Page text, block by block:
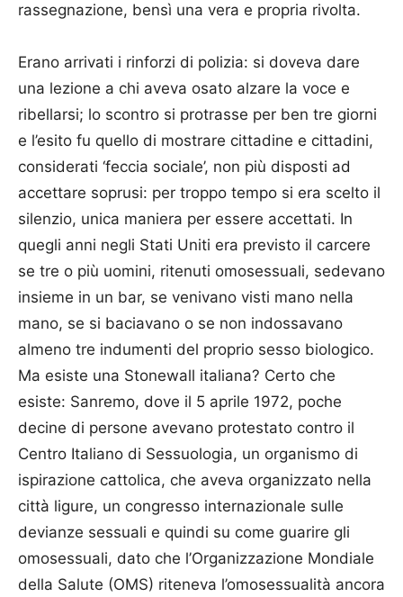
rassegnazione, bensì una vera e propria rivolta.
Erano arrivati i rinforzi di polizia: si doveva dare
una lezione a chi aveva osato alzare la voce e
ribellarsi; lo scontro si protrasse per ben tre giorni
e l’esito fu quello di mostrare cittadine e cittadini,
considerati ‘feccia sociale’, non più disposti ad
accettare soprusi: per troppo tempo si era scelto il
silenzio, unica maniera per essere accettati. In
quegli anni negli Stati Uniti era previsto il carcere
se tre o più uomini, ritenuti omosessuali, sedevano
insieme in un bar, se venivano visti mano nella
mano, se si baciavano o se non indossavano
almeno tre indumenti del proprio sesso biologico.
Ma esiste una Stonewall italiana? Certo che
esiste: Sanremo, dove il 5 aprile 1972, poche
decine di persone avevano protestato contro il
Centro Italiano di Sessuologia, un organismo di
ispirazione cattolica, che aveva organizzato nella
città ligure, un congresso internazionale sulle
devianze sessuali e quindi su come guarire gli
omosessuali, dato che l’Organizzazione Mondiale
della Salute (OMS) riteneva l’omosessualità ancora